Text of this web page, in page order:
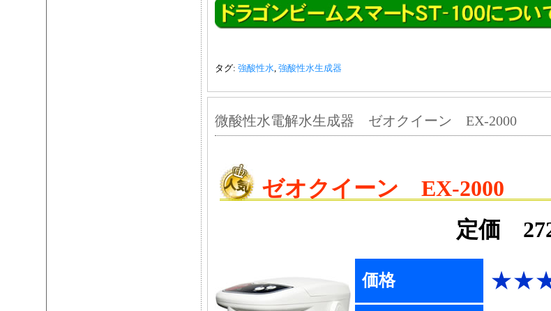
タグ: 強酸性水, 強酸性水生成器
微酸性水電解水生成器 ゼオクイーン EX-2000
ゼオクイーン EX-2000
定価
価格